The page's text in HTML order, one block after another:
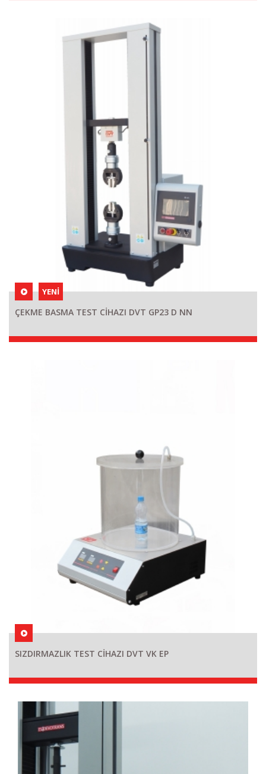
YENİ
ÇEKME BASMA TEST CİHAZI DVT GP23 D NN
SIZDIRMAZLIK TEST CİHAZI DVT VK EP